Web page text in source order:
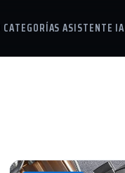
CATEGORÍAS ASISTENTE IA